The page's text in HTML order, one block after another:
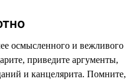
осмысленного и вежливого
приведите аргументы,
и канцелярита. Помните,